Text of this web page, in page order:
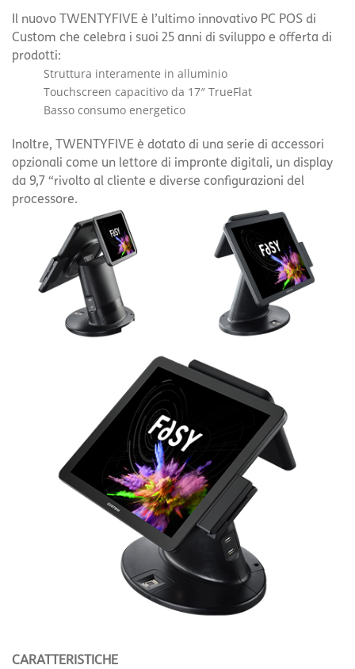
Il nuovo TWENTYFIVE è l’ultimo innovativo PC POS di
Custom che celebra i suoi 25 anni di sviluppo e offerta di
prodotti:
Struttura interamente in alluminio
Touchscreen capacitivo da 17″ TrueFlat
Basso consumo energetico
Inoltre, TWENTYFIVE è dotato di una serie di accessori
opzionali come un lettore di impronte digitali, un display
da 9,7 “rivolto al cliente e diverse configurazioni del
processore.
CARATTERISTICHE